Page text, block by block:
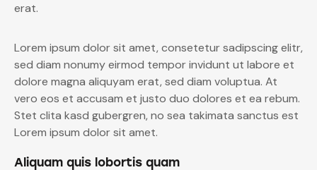
erat.
Lorem ipsum dolor sit amet, consetetur sadipscing elitr,
sed diam nonumy eirmod tempor invidunt ut labore et
dolore magna aliquyam erat, sed diam voluptua. At
vero eos et accusam et justo duo dolores et ea rebum.
Stet clita kasd gubergren, no sea takimata sanctus est
Lorem ipsum dolor sit amet.
Aliquam quis lobortis quam